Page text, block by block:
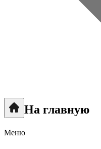
На главную
Меню